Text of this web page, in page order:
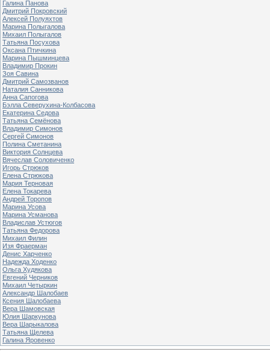
Галина Панова
Дмитрий Покровский
Алексей Полуяхтов
Марина Полыгалова
Михаил Полыгалов
Татьяна Посухова
Оксана Птичкина
Марина Пышминцева
Владимир Прокин
Зоя Савина
Дмитрий Самозванов
Наталия Санникова
Анна Сапогова
Бэлла Северухина-Колбасова
Екатерина Седова
Татьяна Семёнова
Владимир Симонов
Сергей Симонов
Полина Сметанина
Виктория Солнцева
Вячеслав Соловиченко
Игорь Стрюков
Елена Стрюкова
Мария Терновая
Елена Токарева
Андрей Торопов
Марина Усова
Марина Усманова
Владислав Устюгов
Татьяна Федорова
Михаил Филин
Изя Фраерман
Денис Харченко
Надежда Ходенко
Ольга Худякова
Евгений Черников
Михаил Четыркин
Александр Шалобаев
Ксения Шалобаева
Вера Шамовская
Юлия Шаркунова
Вера Шарыкалова
Татьяна Щелева
Галина Яровенко